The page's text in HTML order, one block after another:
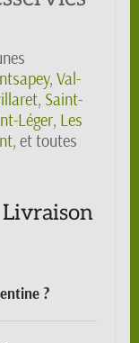
, Val-
, Saint-
Léger, Les
, et toutes
Livraison
?